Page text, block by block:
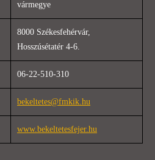
vármegye
8000 Székesfehérvár,
Hosszúsétatér 4-6.
06-22-510-310
bekeltetes@fmkik.hu
www.bekeltetesfejer.hu